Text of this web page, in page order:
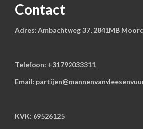
Contact
Adres: Ambachtweg 37, 2841MB
Telefoon: +31792033311
Email:
KVK: 69526125